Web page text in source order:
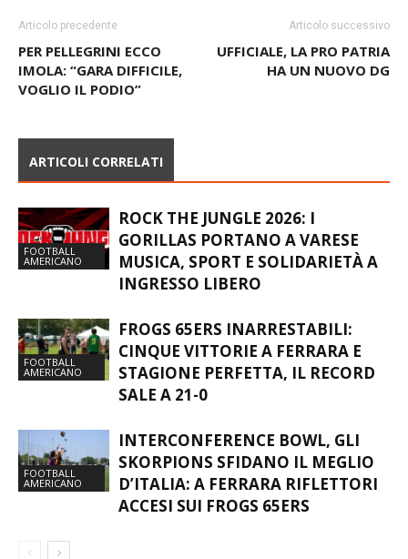
Articolo precedente
PER PELLEGRINI ECCO
IMOLA: “GARA DIFFICILE,
VOGLIO IL PODIO”
Articolo successivo
UFFICIALE, LA PRO PATRIA
HA UN NUOVO DG
ARTICOLI CORRELATI
FOOTBALL
AMERICANO
ROCK THE JUNGLE 2026: I
GORILLAS PORTANO A VARESE
MUSICA, SPORT E SOLIDARIETÀ A
INGRESSO LIBERO
FOOTBALL
AMERICANO
FROGS 65ERS INARRESTABILI:
CINQUE VITTORIE A FERRARA E
STAGIONE PERFETTA, IL RECORD
SALE A 21-0
FOOTBALL
AMERICANO
INTERCONFERENCE BOWL, GLI
SKORPIONS SFIDANO IL MEGLIO
D’ITALIA: A FERRARA RIFLETTORI
ACCESI SUI FROGS 65ERS